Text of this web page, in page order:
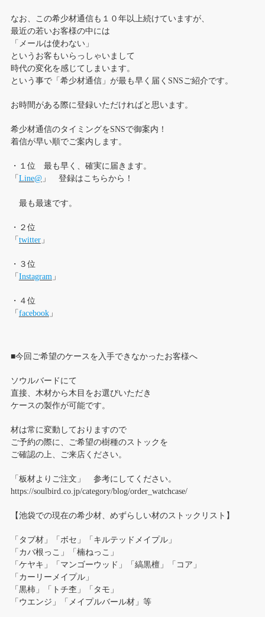
なお、この希少材通信も１０年以上続けていますが、
最近の若いお客様の中には
「メールは使わない」
というお客もいらっしゃいまして
時代の変化を感じてしまいます。
という事で「希少材通信」が最も早く届くSNSご紹介です。
お時間がある際に登録いただければと思います。
希少材通信のタイミングをSNSで御案内！
着信が早い順でご案内します。
・１位 最も早く、確実に届きます。
「 Line@」 登録はこちらから！
最も最速です。
・２位
「 twitter」
・３位
「Instagram 」
・４位
「facebook」
■今回ご希望のケースを入手できなかったお客様へ
ソウルバードにて
直接、木材から木目をお選びいただき
ケースの製作が可能です。
材は常に変動しておりますので
ご予約の際に、ご希望の樹種のストックを
ご確認の上、ご来店ください。
「板材よりご注文」 参考にしてください。
https://soulbird.co.jp/category/blog/order_watchcase/
【池袋での現在の希少材、めずらしい材のストックリスト】
「タブ材」「ボセ」「キルテッドメイプル」
「カバ根っこ」「楠ねっこ」
「ケヤキ」「マンゴーウッド」「縞黒檀」「コア」
「カーリーメイプル」
「黒柿」「トチ杢」「タモ」
「ウエンジ」「メイプルバール材」等